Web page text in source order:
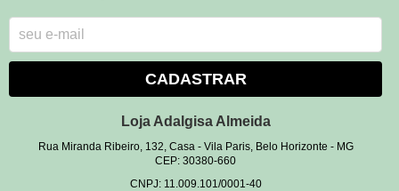
CADASTRAR
Loja Adalgisa Almeida
Rua Miranda Ribeiro, 132, Casa - Vila Paris, Belo Horizonte - MG
CEP: 30380-660
CNPJ: 11.009.101/0001-40